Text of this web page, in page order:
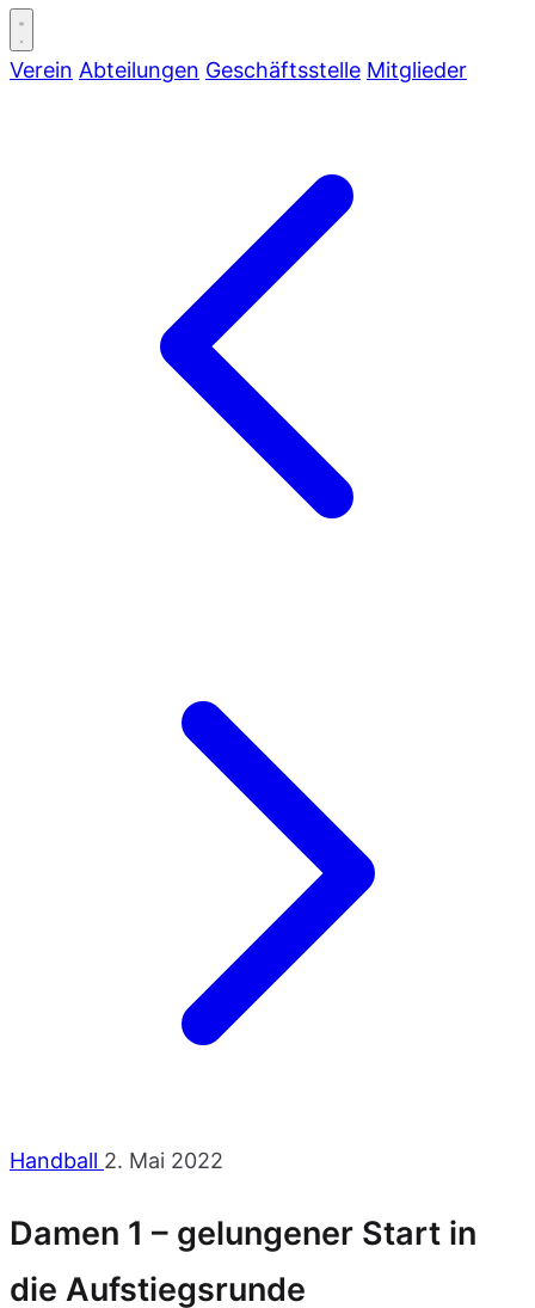
Verein Abteilungen Geschäftsstelle Mitglieder
Handball 2. Mai 2022
Damen 1 – gelungener Start in
die Aufstiegsrunde